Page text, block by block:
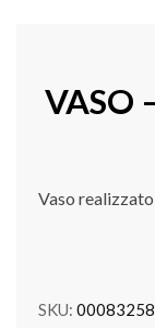
VASO
Vaso
SKU: